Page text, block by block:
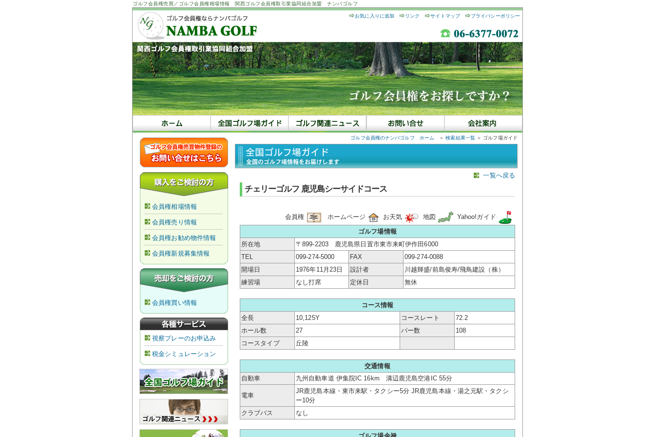
ゴルフ会員権売買／ゴルフ会員権相場情報 関西ゴルフ会員権取引業協同組合加盟 ナンバゴルフ
お気に入りに追加 リンク サイトマップ プライバシーポリシー
会員権相場情報
会員権売り情報
会員権お勧め物件情報
会員権新規募集情報
会員権買い情報
視察プレーのお申込み
税金シミュレーション
ゴルフ会員権のナンバゴルフ ホーム ＞検索結果一覧＞ ゴルフ場ガイド
一覧へ戻る
チェリーゴルフ 鹿児島シーサイドコース
会員権 ホームページ お天気 地図
Yahoo!ガイド
ゴルフ場情報
所在地
〒899-2203 鹿児島県日置市東市来町伊作田6000
TEL
099-274-5000 FAX
099-274-0088
開場日
1976年11月23日 設計者
川越輝盛/前島俊寿/飛鳥建設（株）
練習場
なし打席 定休日 無休
コース情報
全長
10,125Y コースレート
72.2
ホール数
27 パー数
108
コースタイプ
丘陵
交通情報
自動車
九州自動車道 伊集院IC 16km 溝辺鹿児島空港IC 55分
電車
JR鹿児島本線・東市来駅・タクシー5分 JR鹿児島本線・湯之元駅・タクシ
ー10分
クラブバス
なし